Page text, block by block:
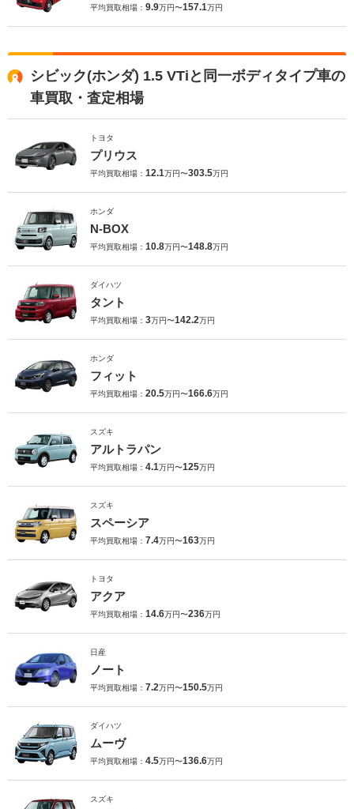
平均買取相場： 9.9万円〜157.1万円
シビック(ホンダ) 1.5 VTiと同一ボディタイプ車の
車買取・査定相場
トヨタ
プリウス
平均買取相場： 12.1万円〜303.5万円
ホンダ
N-BOX
平均買取相場： 10.8万円〜148.8万円
ダイハツ
タント
平均買取相場： 3万円〜142.2万円
ホンダ
フィット
平均買取相場： 20.5万円〜166.6万円
スズキ
アルトラパン
平均買取相場： 4.1万円〜125万円
スズキ
スペーシア
平均買取相場： 7.4万円〜163万円
トヨタ
アクア
平均買取相場： 14.6万円〜236万円
日産
ノート
平均買取相場： 7.2万円〜150.5万円
ダイハツ
ムーヴ
平均買取相場： 4.5万円〜136.6万円
スズキ